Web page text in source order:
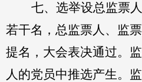
七、选举设总监票人
若干名，总监票人、监
提名，大会表决通过。
人的党员中推选产生。